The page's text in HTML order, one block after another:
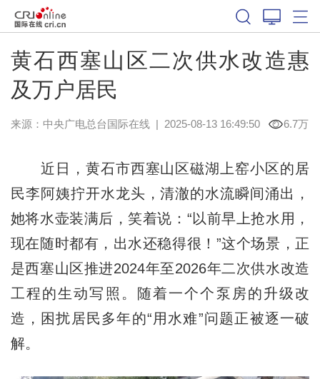
黄石西塞山区二次供水改造惠
及万户居民
来源：中央广电总台国际在线| 2025-08-13 16:49:50 6.7万
近日，黄石市西塞山区磁湖上窑小区的居
民李阿姨拧开水龙头，清澈的水流瞬间涌出，
她将水壶装满后，笑着说：“以前早上抢水用，
现在随时都有，出水还稳得很！”这个场景，正
是西塞山区推进2024年至2026年二次供水改造
工程的生动写照。随着一个个泵房的升级改
造，困扰居民多年的“用水难”问题正被逐一破
解。